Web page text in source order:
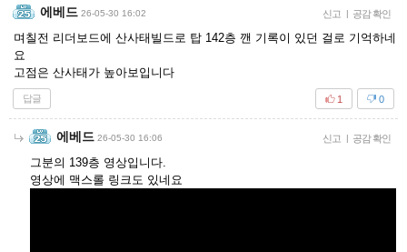
에베드 26-05-30 16:02 신고 | 공감 확인
며칠전 리더보드에 산사태빌드로 탑 142층 깬 기록이 있던 걸로 기억하네
요
고점은 산사태가 높아보입니다
답글 0
1
에베드 26-05-30 16:06 신고 | 공감 확인
그분의 139층 영상입니다.
영상에 맥스롤 링크도 있네요